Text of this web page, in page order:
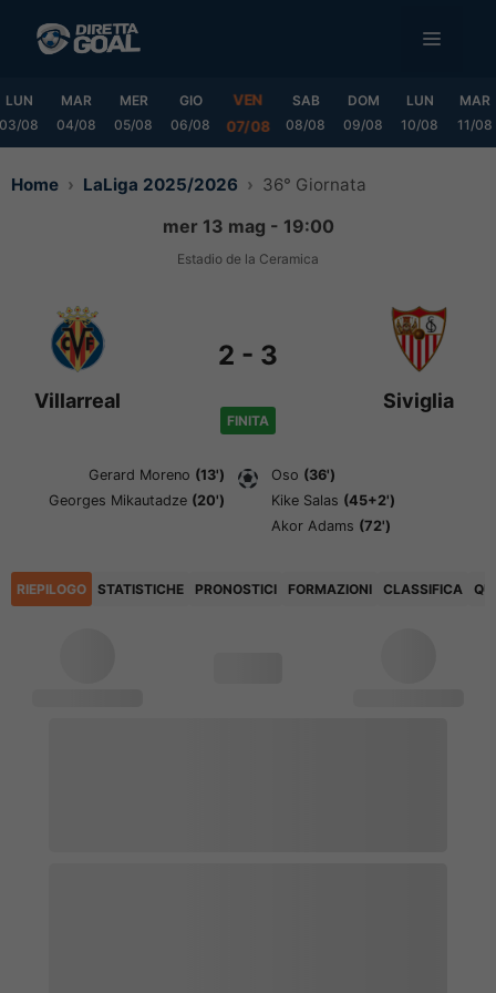
MENU
LUN
03/08
MAR
04/08
MER
05/08
GIO
06/08
VEN
07/08
SAB
08/08
DOM
09/08
LUN
10/08
MAR
11/08
Home LaLiga 2025/2026 36° Giornata
mer 13 mag - 19:00
Estadio de la Ceramica
Villarreal
2 - 3
FINITA
Siviglia
Gerard Moreno (13')
Georges Mikautadze (20')
Oso (36')
Kike Salas (45+2')
Akor Adams (72')
RIEPILOGO STATISTICHE PRONOSTICI FORMAZIONI CLASSIFICA